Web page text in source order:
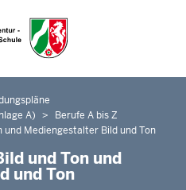
Inhalt
Hauptmenü
A)
Berufe A bis Z
Mediengestalter Bild und Ton
und Ton und
und Ton